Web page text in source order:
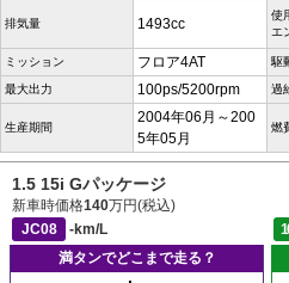
排気量 1493cc
使
エ
ミッション フロア4AT 駆
最大出力 100ps/5200rpm 過
生産期間
2004年06月～200
5年05月
燃
1.5 15i Gパッケージ
新車時価格140万円(税込)
JC08
-km/L
満タンでどこまで走る？